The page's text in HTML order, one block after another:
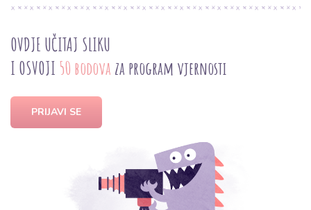
OVDJE UČITAJ SLIKU
I OSVOJI 50 bodova za program vjernosti
PRIJAVI SE